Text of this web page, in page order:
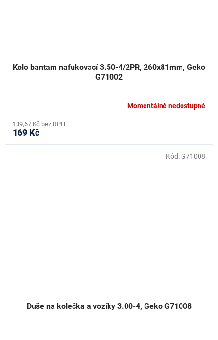
Kolo bantam nafukovací 3.50-4/2PR, 260x81mm, Geko
G71002
Momentálně nedostupné
139,67 Kč bez DPH
169 Kč
Duše na kolečka a vozíky 3.00-4, Geko G71008
Kód: G71008